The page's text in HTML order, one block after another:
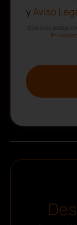
y Aviso
Este sitio está